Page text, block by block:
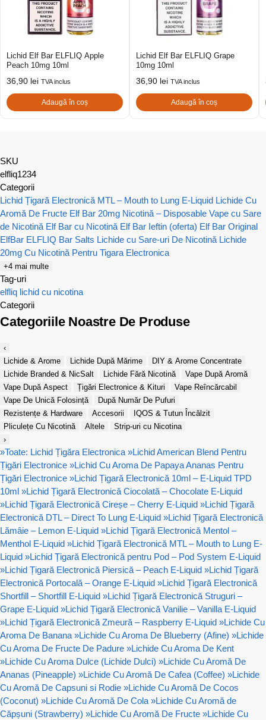
Lichid Elf Bar ELFLIQ Apple
Peach 10mg 10ml
36,90 lei TVA inclus
Adaugă în coș
Lichid Elf Bar ELFLIQ Grape
10mg 10ml
36,90 lei TVA inclus
Adaugă în coș
SKU
elfliq1234
Categorii
Lichid Țigară Electronică MTL – Mouth to Lung E-Liquid Lichide Cu
Aromă De Fructe Elf Bar 20mg Nicotină – Disposable Vape cu Sare
de Nicotină Elf Bar cu Nicotină Elf Bar Ieftin (oferta) Elf Bar Original
ElfBar ELFLIQ Bar Salts Lichide cu Sare-uri De Nicotină Lichide
20mg Cu Nicotină Pentru Tigara Electronica
+4 mai multe
Tag-uri
elfliq lichid cu nicotina
Categorii
Categoriile Noastre De Produse
‹
Lichide & Arome
Lichide După Mărime
DIY & Arome Concentrate
Lichide Branded & NicSalt
Lichide Fără Nicotină
Vape După Aromă
Vape După Aspect
Țigări Electronice & Kituri
Vape Reîncărcabil
Vape De Unică Folosință
După Număr De Pufuri
Rezistențe & Hardware
Accesorii
IQOS & Tutun Încălzit
Pliculețe Cu Nicotină
Altele
Strip-uri cu Nicotina
›
»Toate: Lichid Țigăra Electronica »Lichid American Blend Pentru
Țigări Electronice »Lichid Cu Aroma De Papaya Ananas Pentru
Țigări Electronice »Lichid Țigară Electronică 10ml – E-Liquid TPD
10ml »Lichid Țigară Electronică Ciocolată – Chocolate E-Liquid
»Lichid Țigară Electronică Cireșe – Cherry E-Liquid »Lichid Țigară
Electronică DTL – Direct To Lung E-Liquid »Lichid Țigară Electronică
Lămâie – Lemon E-Liquid »Lichid Țigară Electronică Mentol –
Menthol E-Liquid »Lichid Țigară Electronică MTL – Mouth to Lung E-
Liquid »Lichid Țigară Electronică pentru Pod – Pod System E-Liquid
»Lichid Țigară Electronică Piersică – Peach E-Liquid »Lichid Țigară
Electronică Portocală – Orange E-Liquid »Lichid Țigară Electronică
Shortfill – Shortfill E-Liquid »Lichid Țigară Electronică Struguri –
Grape E-Liquid »Lichid Țigară Electronică Vanilie – Vanilla E-Liquid
»Lichid Țigară Electronică Zmeură – Raspberry E-Liquid »Lichide Cu
Aroma De Banana »Lichide Cu Aroma De Blueberry (Afine) »Lichide
Cu Aroma De Fructe De Padure »Lichide Cu Aroma De Kent
»Lichide Cu Aroma Dulce (Lichide Dulci) »Lichide Cu Aromă De
Ananas (Pineapple) »Lichide Cu Aromă De Cafea (Coffee) »Lichide
Cu Aromă De Capsuni si Rodie »Lichide Cu Aromă De Cocos
(Coconut) »Lichide Cu Aromă De Cola »Lichide Cu Aromă de
Căpșuni (Strawberry) »Lichide Cu Aromă De Fructe »Lichide Cu